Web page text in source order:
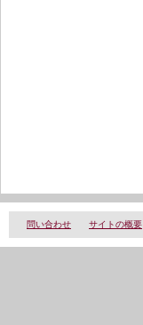
問い合わせ サイトの概要